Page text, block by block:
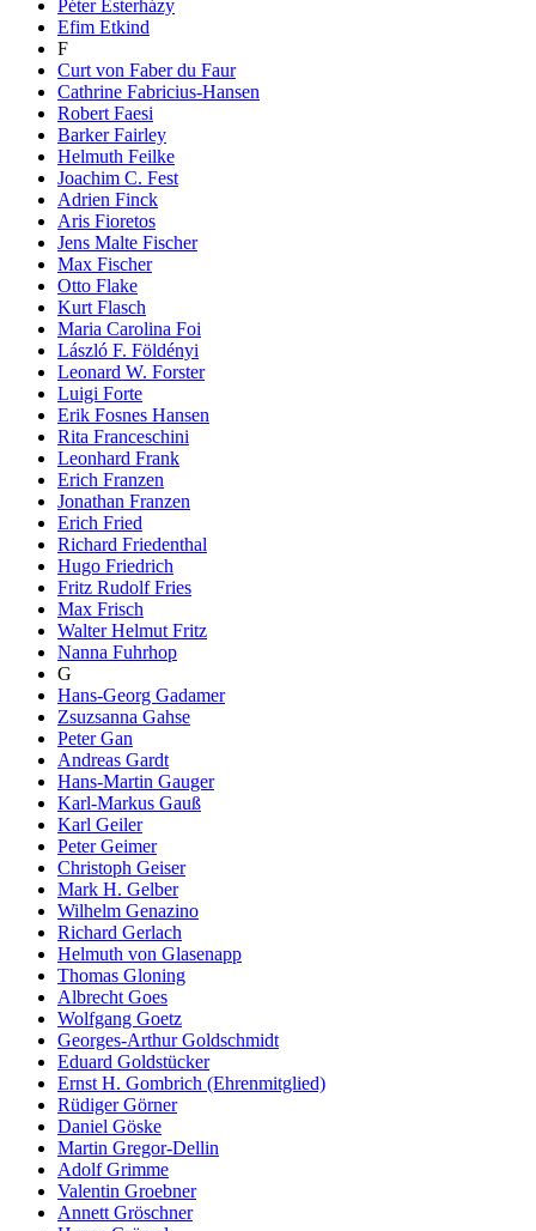
Péter Esterházy
Efim Etkind
F
Curt von Faber du Faur
Cathrine Fabricius-Hansen
Robert Faesi
Barker Fairley
Helmuth Feilke
Joachim C. Fest
Adrien Finck
Aris Fioretos
Jens Malte Fischer
Max Fischer
Otto Flake
Kurt Flasch
Maria Carolina Foi
László F. Földényi
Leonard W. Forster
Luigi Forte
Erik Fosnes Hansen
Rita Franceschini
Leonhard Frank
Erich Franzen
Jonathan Franzen
Erich Fried
Richard Friedenthal
Hugo Friedrich
Fritz Rudolf Fries
Max Frisch
Walter Helmut Fritz
Nanna Fuhrhop
G
Hans-Georg Gadamer
Zsuzsanna Gahse
Peter Gan
Andreas Gardt
Hans-Martin Gauger
Karl-Markus Gauß
Karl Geiler
Peter Geimer
Christoph Geiser
Mark H. Gelber
Wilhelm Genazino
Richard Gerlach
Helmuth von Glasenapp
Thomas Gloning
Albrecht Goes
Wolfgang Goetz
Georges-Arthur Goldschmidt
Eduard Goldstücker
Ernst H. Gombrich (Ehrenmitglied)
Rüdiger Görner
Daniel Göske
Martin Gregor-Dellin
Adolf Grimme
Valentin Groebner
Annett Gröschner